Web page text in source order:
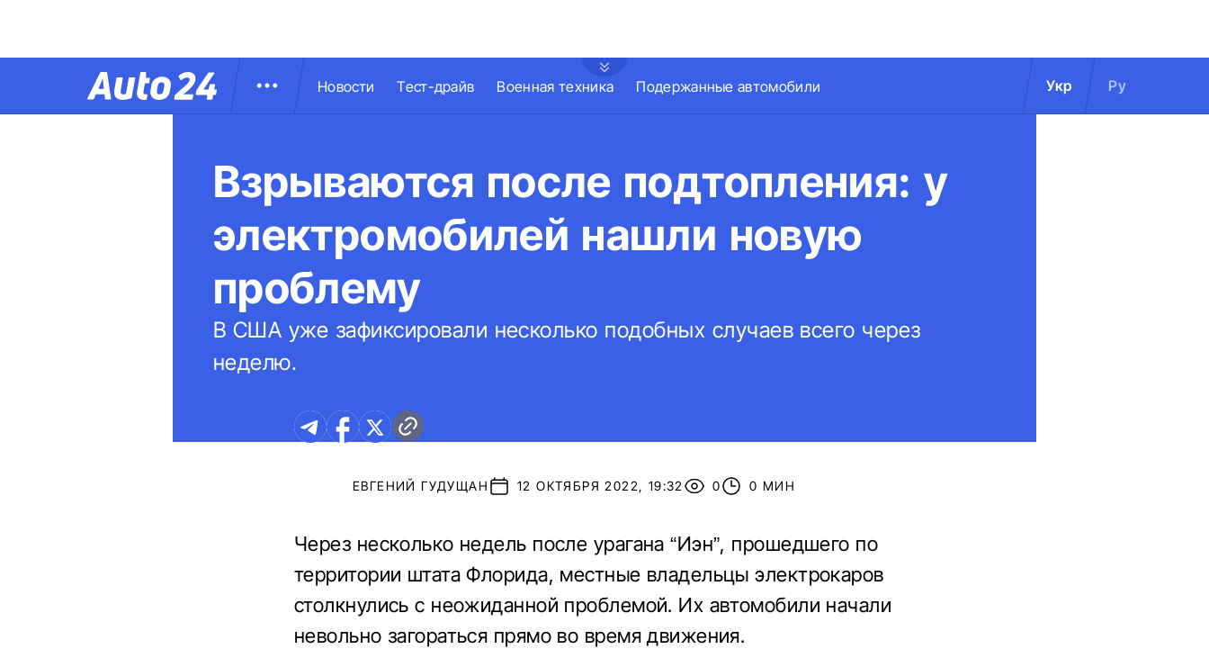
Новости Тест-драйв Военная техника Подержанные автомобили Укр Ру
Взрываются после подтопления: у
электромобилей нашли новую
проблему
В США уже зафиксировали несколько подобных случаев всего через
неделю.
ЕВГЕНИЙ ГУДУЩАН 12 ОКТЯБРЯ 2022, 19:32 0 0 МИН
Через несколько недель после урагана “Иэн”, прошедшего по
территории штата Флорида, местные владельцы электрокаров
столкнулись с неожиданной проблемой. Их автомобили начали
невольно загораться прямо во время движения.